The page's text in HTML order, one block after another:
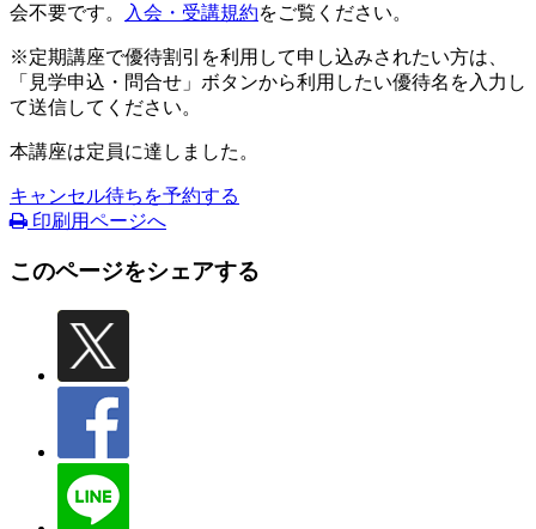
会不要です。
入会・受講規約をご覧ください。
※定期講座で優待割引を利用して申し込みされたい方は、
「見学申込・問合せ」ボタンから利用したい優待名を入力し
て送信してください。
本講座は定員に達しました。
キャンセル待ちを予約する
印刷用ページへ
このページをシェアする